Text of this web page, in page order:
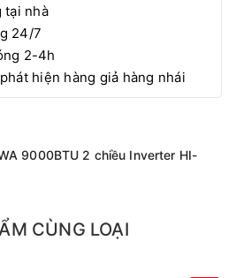
tại nhà
24/7
2-4h
hiện hàng giả hàng nhái
9000BTU 2 chiều Inverter HI-
CÙNG LOẠI